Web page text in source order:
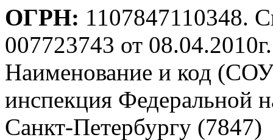
ОГРН: 1107847110348.
007723743 от 08.04.2010г.
Наименование и код
инспекция Федеральной
Санкт-Петербургу (7847)